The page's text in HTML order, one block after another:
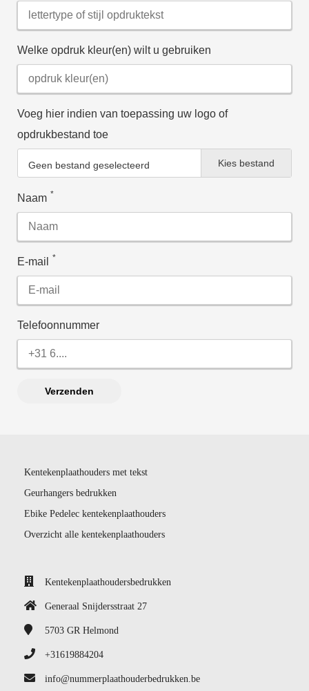
Welke opdruk kleur(en) wilt u gebruiken
Voeg hier indien van toepassing uw logo of
opdrukbestand toe
Geen bestand geselecteerd Kies bestand
Naam *
E-mail *
Telefoonnummer
Verzenden
Kentekenplaathouders met tekst
Geurhangers bedrukken
Ebike Pedelec kentekenplaathouders
Overzicht alle kentekenplaathouders
Kentekenplaathoudersbedrukken
Generaal Snijdersstraat 27
5703 GR Helmond
+31619884204
info@nummerplaathouderbedrukken.be